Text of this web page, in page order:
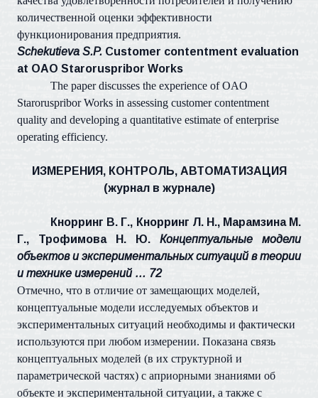
количественной оценки эффективности
функционирования предприятия.
Schekutieva S.P. Customer contentment evaluation
at OAO Staroruspribor Works
The paper discusses the experience of OAO
Staroruspribor Works in assessing customer contentment
quality and developing a quantitative estimate of enterprise
operating efficiency.
ИЗМЕРЕНИЯ, КОНТРОЛЬ, АВТОМАТИЗАЦИЯ
(журнал в журнале)
Кнорринг В. Г., Кнорринг Л. Н., Марамзина М.
Г., Трофимова Н. Ю.
Концептуальные модели
объектов и экспериментальных ситуаций в теории
и технике измерений … 72
Отмечно, что в отличие от замещающих моделей,
концептуальные модели исследуемых объектов и
экспериментальных ситуаций необходимы и фактически
используются при любом измерении. Показана связь
концептуальных моделей (в их структурной и
параметрической частях) с априорными знаниями об
объекте и экспериментальной ситуации, а также с